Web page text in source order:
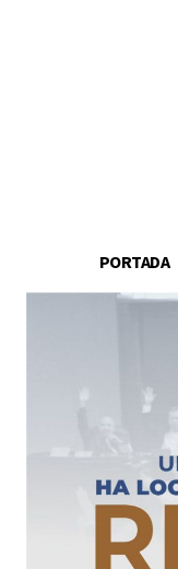
PORTADA